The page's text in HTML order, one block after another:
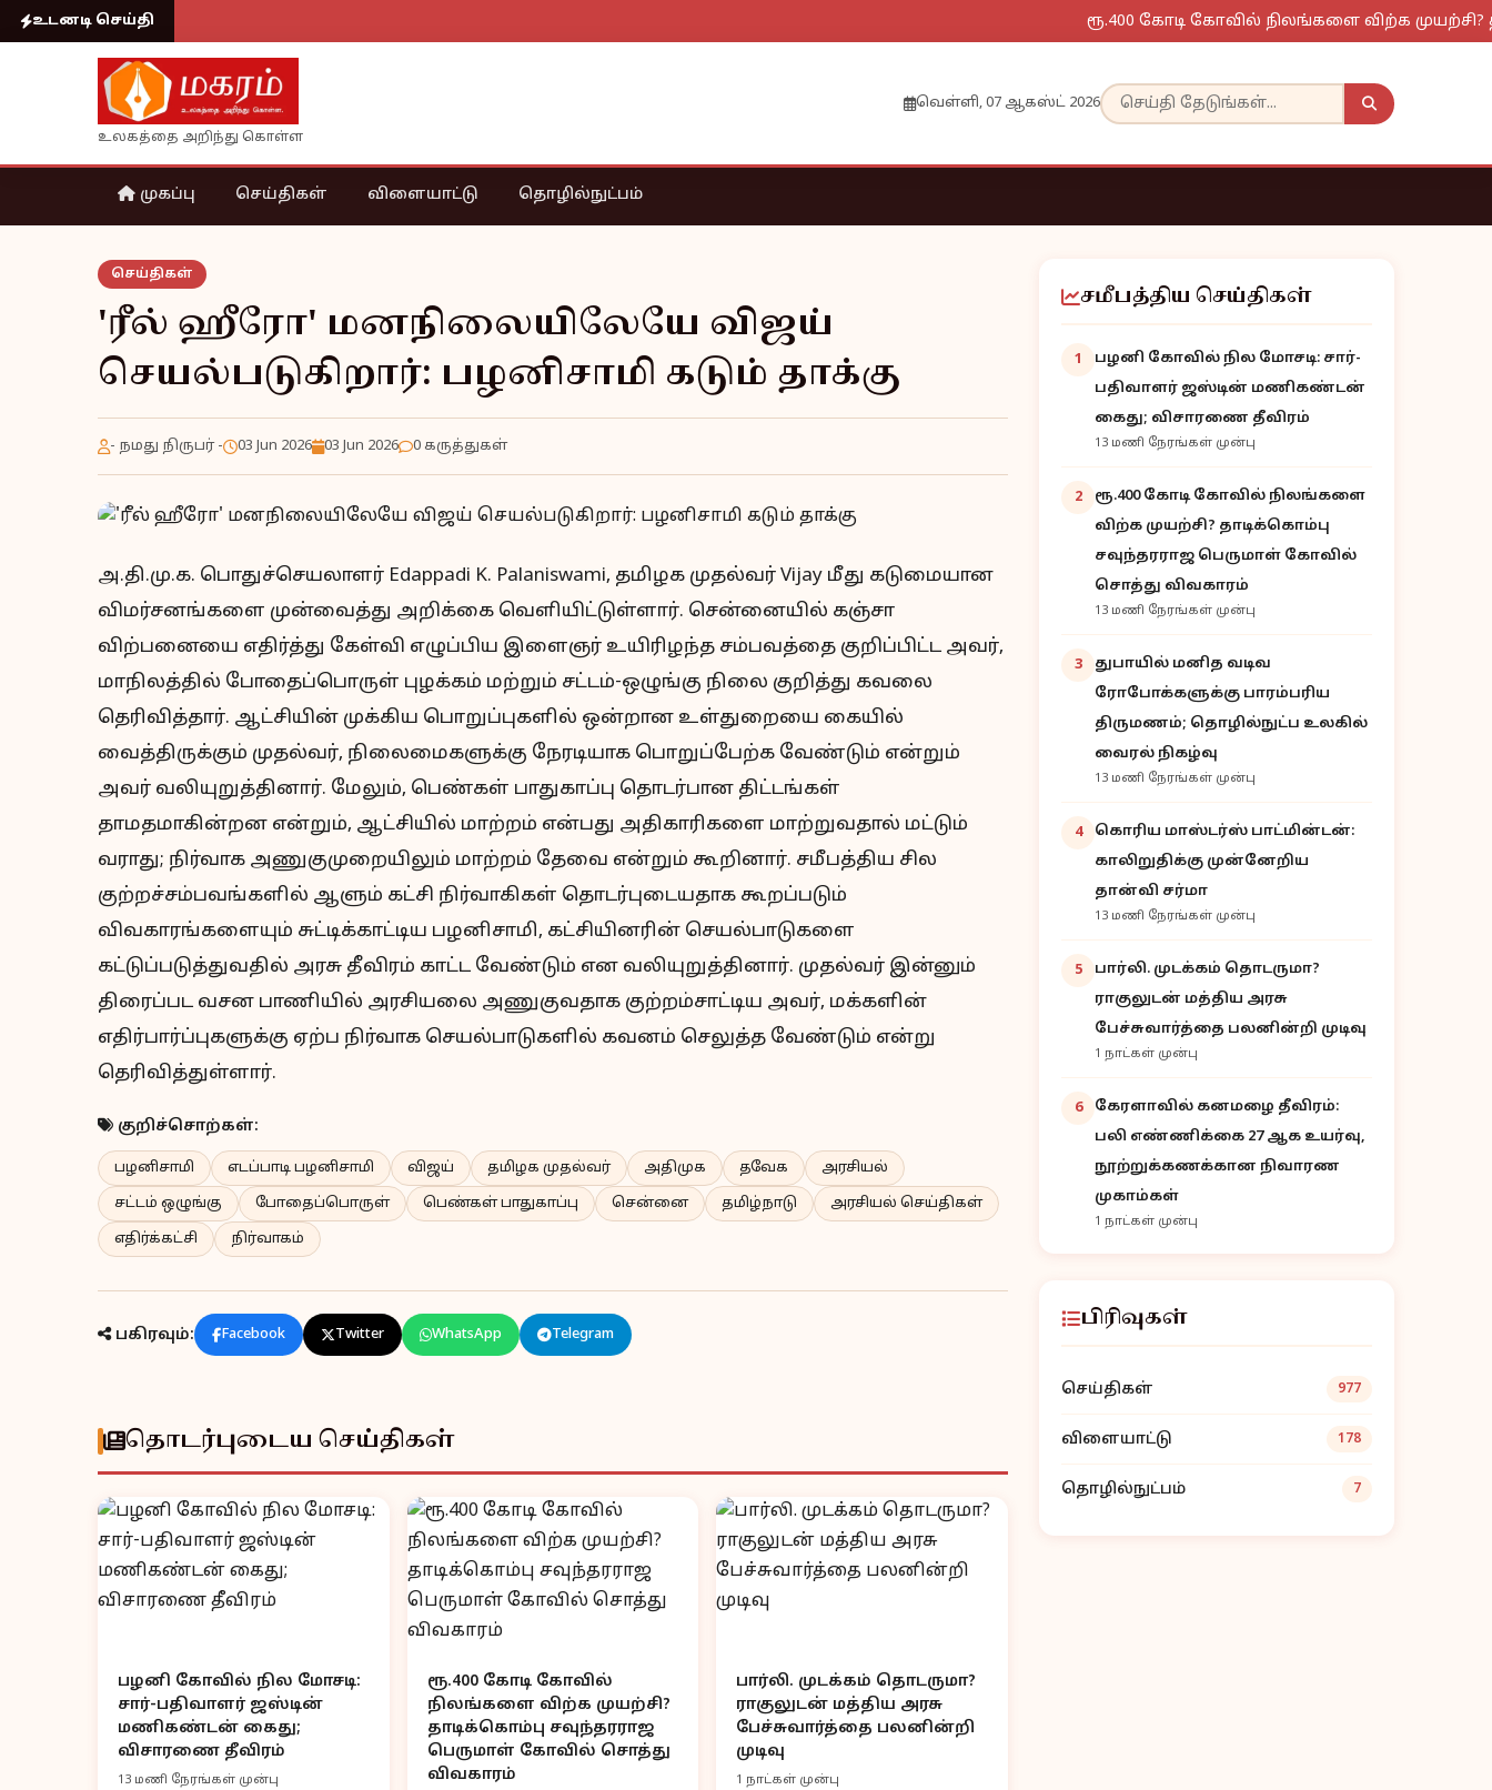
உடனடி செய்தி ரூ.400 கோடி கோவில் நிலங்களை விற்க முயற்சி?
உலகத்தை அறிந்து கொள்ள
வெள்ளி, 07 ஆகஸ்ட் 2026
முகப்பு செய்திகள் விளையாட்டு தொழில்நுட்பம்
செய்திகள்
'ரீல் ஹீரோ' மனநிலையிலேயே விஜய்
செயல்படுகிறார்: பழனிசாமி கடும் தாக்கு
- நமது நிருபர் - 03 Jun 2026 03 Jun 2026 0 கருத்துகள்
அ.தி.மு.க. பொதுச்செயலாளர் Edappadi K. Palaniswami, தமிழக முதல்வர் Vijay மீது கடுமையான
விமர்சனங்களை முன்வைத்து அறிக்கை வெளியிட்டுள்ளார். சென்னையில் கஞ்சா
விற்பனையை எதிர்த்து கேள்வி எழுப்பிய இளைஞர் உயிரிழந்த சம்பவத்தை குறிப்பிட்ட அவர்,
மாநிலத்தில் போதைப்பொருள் புழக்கம் மற்றும் சட்டம்-ஒழுங்கு நிலை குறித்து கவலை
தெரிவித்தார். ஆட்சியின் முக்கிய பொறுப்புகளில் ஒன்றான உள்துறையை கையில்
வைத்திருக்கும் முதல்வர், நிலைமைகளுக்கு நேரடியாக பொறுப்பேற்க வேண்டும் என்றும்
அவர் வலியுறுத்தினார். மேலும், பெண்கள் பாதுகாப்பு தொடர்பான திட்டங்கள்
தாமதமாகின்றன என்றும், ஆட்சியில் மாற்றம் என்பது அதிகாரிகளை மாற்றுவதால் மட்டும்
வராது; நிர்வாக அணுகுமுறையிலும் மாற்றம் தேவை என்றும் கூறினார். சமீபத்திய சில
குற்றச்சம்பவங்களில் ஆளும் கட்சி நிர்வாகிகள் தொடர்புடையதாக கூறப்படும்
விவகாரங்களையும் சுட்டிக்காட்டிய பழனிசாமி, கட்சியினரின் செயல்பாடுகளை
கட்டுப்படுத்துவதில் அரசு தீவிரம் காட்ட வேண்டும் என வலியுறுத்தினார். முதல்வர் இன்னும்
திரைப்பட வசன பாணியில் அரசியலை அணுகுவதாக குற்றம்சாட்டிய அவர், மக்களின்
எதிர்பார்ப்புகளுக்கு ஏற்ப நிர்வாக செயல்பாடுகளில் கவனம் செலுத்த வேண்டும் என்று
தெரிவித்துள்ளார்.
குறிச்சொற்கள்:
பழனிசாமி எடப்பாடி பழனிசாமி விஜய் தமிழக முதல்வர் அதிமுக தவேக
அரசியல்
சட்டம் ஒழுங்கு
போதைப்பொருள் பெண்கள் பாதுகாப்பு சென்னை தமிழ்நாடு
அரசியல் செய்திகள்
எதிர்க்கட்சி
நிர்வாகம்
பகிரவும்: Facebook Twitter WhatsApp Telegram
தொடர்புடைய செய்திகள்
பழனி கோவில் நில மோசடி:
சார்-பதிவாளர் ஜஸ்டின்
மணிகண்டன் கைது;
விசாரணை தீவிரம்
13 மணி நேரங்கள் முன்பு
ரூ.400 கோடி கோவில்
நிலங்களை விற்க முயற்சி?
தாடிக்கொம்பு சவுந்தரராஜ
பெருமாள் கோவில் சொத்து
விவகாரம்
பார்லி. முடக்கம் தொடருமா?
ராகுலுடன் மத்திய அரசு
பேச்சுவார்த்தை பலனின்றி
முடிவு
1 நாட்கள் முன்பு
சமீபத்திய செய்திகள்
1
பழனி கோவில் நில மோசடி: சார்-
பதிவாளர் ஜஸ்டின் மணிகண்டன்
கைது; விசாரணை தீவிரம்
13 மணி நேரங்கள் முன்பு
2
ரூ.400 கோடி கோவில் நிலங்களை
விற்க முயற்சி? தாடிக்கொம்பு
சவுந்தரராஜ பெருமாள் கோவில்
சொத்து விவகாரம்
13 மணி நேரங்கள் முன்பு
3
துபாயில் மனித வடிவ
ரோபோக்களுக்கு பாரம்பரிய
திருமணம்; தொழில்நுட்ப உலகில்
வைரல் நிகழ்வு
13 மணி நேரங்கள் முன்பு
4
கொரிய மாஸ்டர்ஸ் பாட்மின்டன்:
காலிறுதிக்கு முன்னேறிய
தான்வி சர்மா
13 மணி நேரங்கள் முன்பு
5
பார்லி. முடக்கம் தொடருமா?
ராகுலுடன் மத்திய அரசு
பேச்சுவார்த்தை பலனின்றி முடிவு
1 நாட்கள் முன்பு
6
கேரளாவில் கனமழை தீவிரம்:
பலி எண்ணிக்கை 27 ஆக உயர்வு,
நூற்றுக்கணக்கான நிவாரண
முகாம்கள்
1 நாட்கள் முன்பு
பிரிவுகள்
செய்திகள் 977
விளையாட்டு 178
தொழில்நுட்பம் 7